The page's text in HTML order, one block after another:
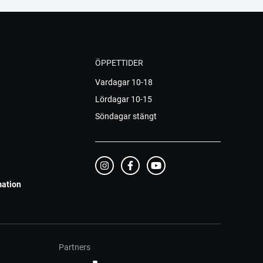
ÖPPETTIDER
Vardagar 10-18
Lördagar 10-15
Söndagar stängt
Partners